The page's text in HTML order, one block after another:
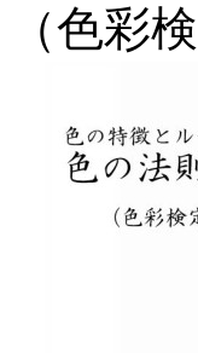
（色彩